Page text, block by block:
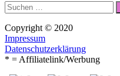
Suche
nach:
Copyright © 2020
Impressum
Datenschutzerklärung
* = Affiliatelink/Werbung